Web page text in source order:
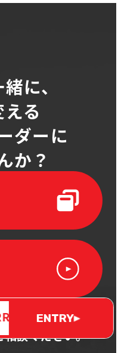
INCREASING
ENTRY
に、
る
ダーに
か？
りますので、
相談ください。